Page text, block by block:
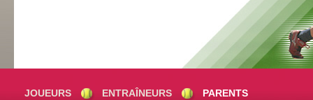
JOUEURS ENTRAÎNEURS PARENTS